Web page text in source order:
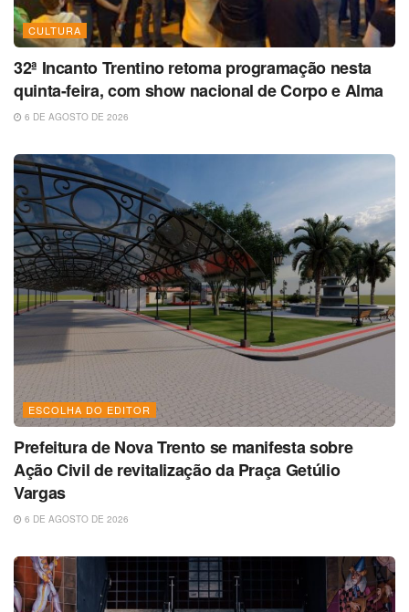
CULTURA
32ª Incanto Trentino retoma programação nesta
quinta-feira, com show nacional de Corpo e Alma
6 DE AGOSTO DE 2026
ESCOLHA DO EDITOR
Prefeitura de Nova Trento se manifesta sobre
Ação Civil de revitalização da Praça Getúlio
Vargas
6 DE AGOSTO DE 2026